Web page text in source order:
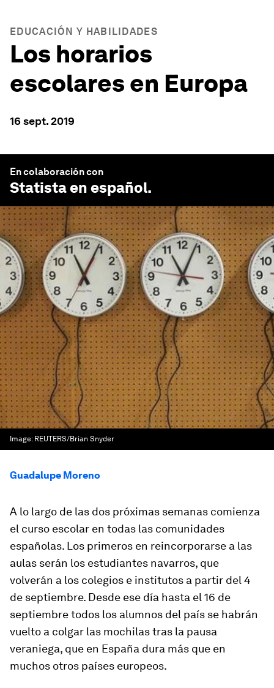
EDUCACIÓN Y HABILIDADES
Los horarios
escolares en Europa
16 sept. 2019
En colaboración con
Statista en español.
Image: REUTERS/Brian Snyder
Guadalupe Moreno
A lo largo de las dos próximas semanas comienza
el curso escolar en todas las comunidades
españolas. Los primeros en reincorporarse a las
aulas serán los estudiantes navarros, que
volverán a los colegios e institutos a partir del 4
de septiembre. Desde ese día hasta el 16 de
septiembre todos los alumnos del país se habrán
vuelto a colgar las mochilas tras la pausa
veraniega, que en España dura más que en
muchos otros países europeos.